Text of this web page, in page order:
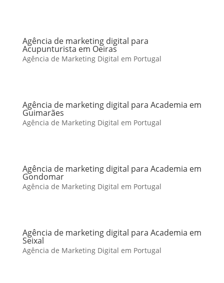
Agência de marketing digital para
Acupunturista em Oeiras
Agência de Marketing Digital em Portugal
Agência de marketing digital para Academia em
Guimarães
Agência de Marketing Digital em Portugal
Agência de marketing digital para Academia em
Gondomar
Agência de Marketing Digital em Portugal
Agência de marketing digital para Academia em
Seixal
Agência de Marketing Digital em Portugal